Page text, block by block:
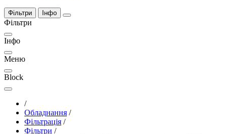
Фільтри Інфо
Фільтри
Інфо
Меню
Block
/
Обладнання /
Фільтрація /
Фільтри /